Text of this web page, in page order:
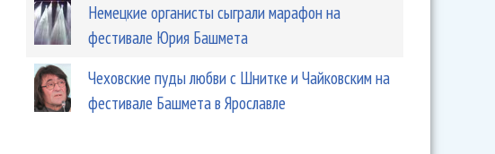
Немецкие органисты сыграли марафон на
фестивале Юрия Башмета
Чеховские пуды любви с Шнитке и Чайковским на
фестивале Башмета в Ярославле